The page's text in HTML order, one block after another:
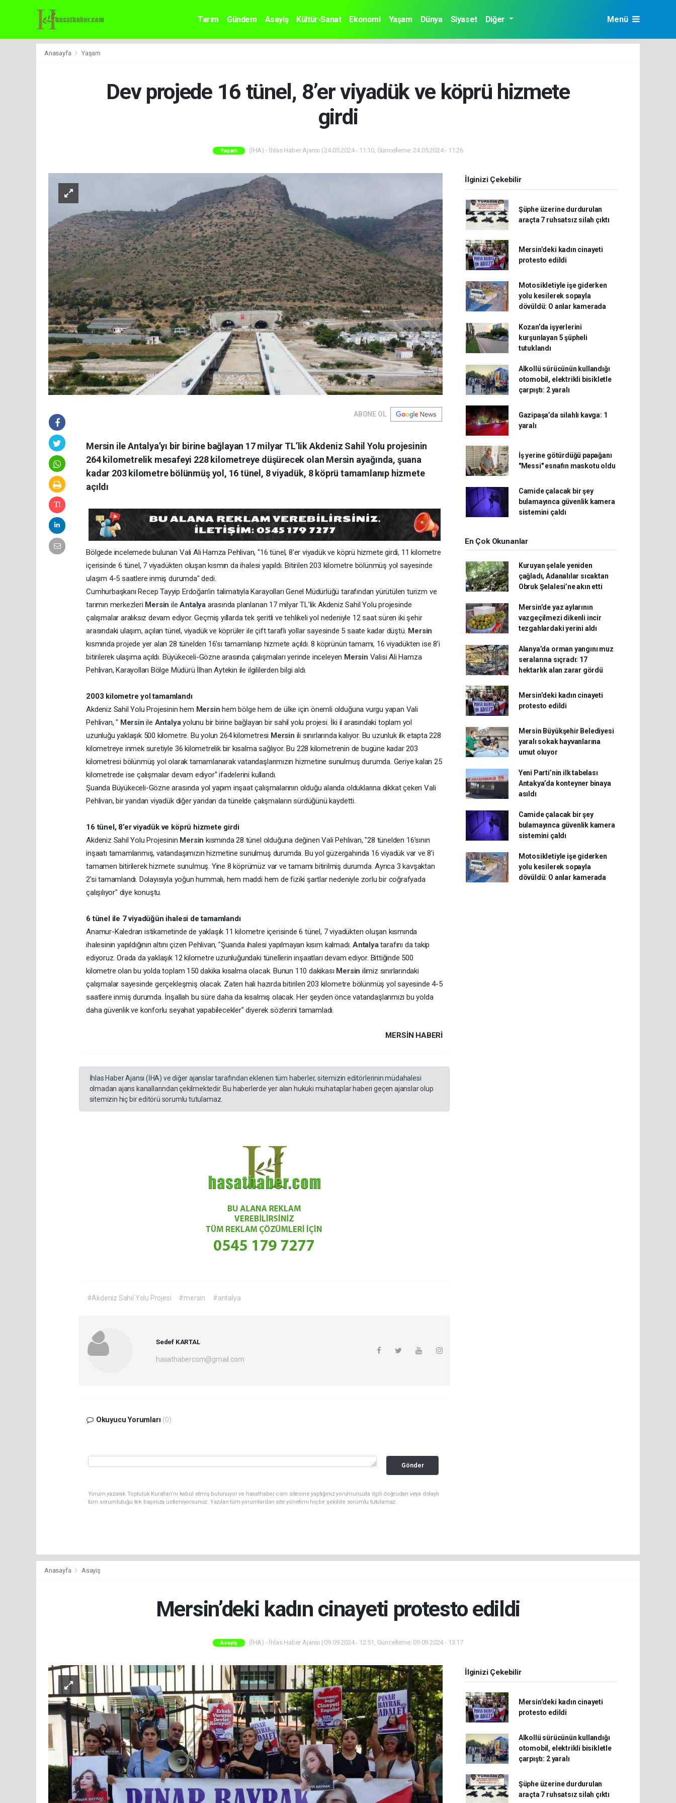
Tarım Gündem Asayiş Kültür-Sanat Ekonomi Yaşam Dünya Siyaset Diğer Menü
Anasayfa Yaşam
Dev projede 16 tünel, 8’er viyadük ve köprü hizmete
girdi
Yaşam (İHA) - İhlas Haber Ajansı | 24.05.2024 - 11:10, Güncelleme: 24.05.2024 - 11:26
ABONE OL
Mersin ile Antalya’yı bir birine bağlayan 17 milyar TL’lik Akdeniz Sahil Yolu projesinin
264 kilometrelik mesafeyi 228 kilometreye düşürecek olan Mersin ayağında, şuana
kadar 203 kilometre bölünmüş yol, 16 tünel, 8 viyadük, 8 köprü tamamlanıp hizmete
açıldı
Bölgede incelemede bulunan Vali Ali Hamza Pehlivan, "16 tünel, 8’er viyadük ve köprü hizmete girdi, 11 kilometre
içerisinde 6 tünel, 7 viyadükten oluşan kısmın da ihalesi yapıldı. Bitirilen 203 kilometre bölünmüş yol sayesinde
ulaşım 4-5 saatlere inmiş durumda" dedi.
Cumhurbaşkanı Recep Tayyip Erdoğan’ın talimatıyla Karayolları Genel Müdürlüğü tarafından yürütülen turizm ve
tarımın merkezleri MersinileAntalya arasında planlanan 17 milyar TL’lik Akdeniz Sahil Yolu projesinde
çalışmalar aralıksız devam ediyor. Geçmiş yıllarda tek şeritli ve tehlikeli yol nedeniyle 12 saat süren iki şehir
arasındaki ulaşım, açılan tünel, viyadük ve köprüler ile çift taraflı yollar sayesinde 5 saate kadar düştü. Mersin
kısmında projede yer alan 28 tünelden 16’sı tamamlanıp hizmete açıldı. 8 köprünün tamamı, 16 viyadükten ise 8’i
bitirilerek ulaşıma açıldı. Büyükeceli-Gözne arasında çalışmaları yerinde inceleyen Mersin Valisi Ali Hamza
Pehlivan, Karayolları Bölge Müdürü İlhan Aytekin ile ilgililerden bilgi aldı.
2003 kilometre yol tamamlandı
Akdeniz Sahil Yolu Projesinin hem Mersin hem bölge hem de ülke için önemli olduğuna vurgu yapan Vali
Pehlivan, " Mersinile Antalyayolunu bir birine bağlayan bir sahil yolu projesi. İki il arasındaki toplam yol
uzunluğu yaklaşık 500 kilometre. Bu yolun 264 kilometresi Mersin ili sınırlarında kalıyor. Bu uzunluk ilk etapta 228
kilometreye inmek suretiyle 36 kilometrelik bir kısalma sağlıyor. Bu 228 kilometrenin de bugüne kadar 203
kilometresi bölünmüş yol olarak tamamlanarak vatandaşlarımızın hizmetine sunulmuş durumda. Geriye kalan 25
kilometrede ise çalışmalar devam ediyor" ifadelerini kullandı.
Şuanda Büyükeceli-Gözne arasında yol yapım inşaat çalışmalarının olduğu alanda olduklarına dikkat çeken Vali
Pehlivan, bir yandan viyadük diğer yandan da tünelde çalışmaların sürdüğünü kaydetti.
16 tünel, 8’er viyadük ve köprü hizmete girdi
Akdeniz Sahil Yolu Projesinin Mersin kısmında 28 tünel olduğuna değinen Vali Pehlivan, "28 tünelden 16’sının
inşaatı tamamlanmış, vatandaşımızın hizmetine sunulmuş durumda. Bu yol güzergahında 16 viyadük var ve 8’i
tamamen bitirilerek hizmete sunulmuş. Yine 8 köprümüz var ve tamamı bitirilmiş durumda. Ayrıca 3 kavşaktan
2’si tamamlandı. Dolayısıyla yoğun hummalı, hem maddi hem de fiziki şartlar nedeniyle zorlu bir coğrafyada
çalışılıyor" diye konuştu.
6 tünel ile 7 viyadüğün ihalesi de tamamlandı
Anamur-Kaledran istikametinde de yaklaşık 11 kilometre içerisinde 6 tünel, 7 viyadükten oluşan kısmında
ihalesinin yapıldığının altını çizen Pehlivan, "Şuanda ihalesi yapılmayan kısım kalmadı. Antalyatarafını da takip
ediyoruz. Orada da yaklaşık 12 kilometre uzunluğundaki tünellerin inşaatları devam ediyor. Bittiğinde 500
kilometre olan bu yolda toplam 150 dakika kısalma olacak. Bunun 110 dakikası Mersin ilimiz sınırlarındaki
çalışmalar sayesinde gerçekleşmiş olacak. Zaten hali hazırda bitirilen 203 kilometre bölünmüş yol sayesinde 4-5
saatlere inmiş durumda. İnşallah bu süre daha da kısalmış olacak. Her şeyden önce vatandaşlarımızı bu yolda
daha güvenlik ve konforlu seyahat yapabilecekler" diyerek sözlerini tamamladı.
MERSIN HABERİ
İhlas Haber Ajansı (İHA) ve diğer ajanslar tarafından eklenen tüm haberler, sitemizin editörlerinin müdahalesi
olmadan ajans kanallarından çekilmektedir. Bu haberlerde yer alan hukuki muhataplar haberi geçen ajanslar olup
sitemizin hiç bir editörü sorumlu tutulamaz.
#Akdeniz Sahil Yolu Projesi #mersin #antalya
Sedef KARTAL
hasathabercom@gmail.com
Okuyucu Yorumları (0)
Gönder
Yorum yazarak Topluluk Kuralları’nı kabul etmiş bulunuyor ve hasathaber.com sitesine yaptığınız yorumunuzla ilgili doğrudan veya dolaylı
tüm sorumluluğu tek başınıza üstleniyorsunuz. Yazılan tüm yorumlardan site yönetimi hiçbir şekilde sorumlu tutulamaz.
İlginizi Çekebilir
Şüphe üzerine durdurulan
araçta 7 ruhsatsız silah çıktı
Mersin’deki kadın cinayeti
protesto edildi
Motosikletiyle işe giderken
yolu kesilerek sopayla
dövüldü: O anlar kamerada
Kozan’da işyerlerini
kurşunlayan 5 şüpheli
tutuklandı
Alkollü sürücünün kullandığı
otomobil, elektrikli bisikletle
çarpıştı: 2 yaralı
Gazipaşa’da silahlı kavga: 1
yaralı
İş yerine götürdüğü papağanı
"Messi" esnafın maskotu oldu
Camide çalacak bir şey
bulamayınca güvenlik kamera
sistemini çaldı
En Çok Okunanlar
Kuruyan şelale yeniden
çağladı, Adanalılar sıcaktan
Obruk Şelalesi’ne akın etti
Mersin’de yaz aylarının
vazgeçilmezi dikenli incir
tezgahlardaki yerini aldı
Alanya’da orman yangını muz
seralarına sıçradı: 17
hektarlık alan zarar gördü
Mersin’deki kadın cinayeti
protesto edildi
Mersin Büyükşehir Belediyesi
yaralı sokak hayvanlarına
umut oluyor
Yeni Parti’nin ilk tabelası
Antakya’da konteyner binaya
asıldı
Camide çalacak bir şey
bulamayınca güvenlik kamera
sistemini çaldı
Motosikletiyle işe giderken
yolu kesilerek sopayla
dövüldü: O anlar kamerada
Anasayfa Asayiş
Mersin’deki kadın cinayeti protesto edildi
Asayiş (İHA) - İhlas Haber Ajansı | 09.09.2024 - 12:51, Güncelleme: 09.09.2024 - 13:17
İlginizi Çekebilir
Mersin’deki kadın cinayeti
protesto edildi
Alkollü sürücünün kullandığı
otomobil, elektrikli bisikletle
çarpıştı: 2 yaralı
Şüphe üzerine durdurulan
araçta 7 ruhsatsız silah çıktı